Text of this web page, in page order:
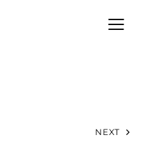
NEXT